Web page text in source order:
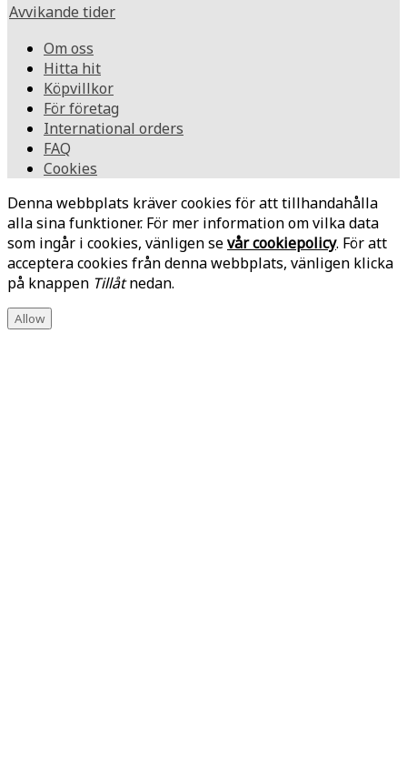
Avvikande tider
Om oss
Hitta hit
Köpvillkor
För företag
International orders
FAQ
Cookies
Denna webbplats kräver cookies för att tillhandahålla
alla sina funktioner. För mer information om vilka data
som ingår i cookies, vänligen sevår cookiepolicy. För att
acceptera cookies från denna webbplats, vänligen klicka
på knappen Tillåtnedan.
Allow